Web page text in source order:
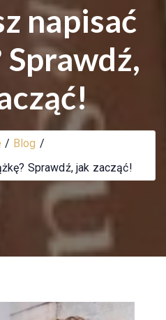
napisać
Blog
Sprawdź, jak zacząć!